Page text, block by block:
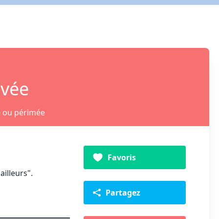
ou périmée
Favoris
Partagez